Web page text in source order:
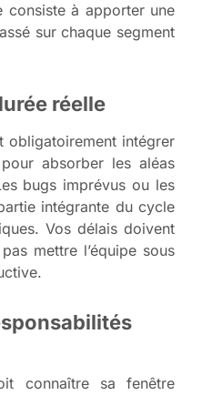
consiste à apporter une
sur chaque segment
réelle
obligatoirement intégrer
absorber les aléas
bugs imprévus ou les
intégrante du cycle
Vos délais doivent
mettre l’équipe sous
connaître sa fenêtre